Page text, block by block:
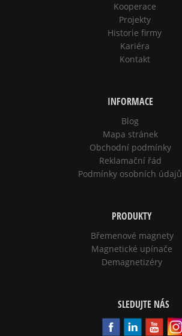
Kooperace
Projekty
Historie firmy
Kariéra
Kontakt
INFORMACE
Blog
Mapa stránek
Obchodní podmínky
Reklamační řád
Podmínky osobních údajů
PRODUKTY
Břemenové magnety
Magnetické upínače
Demagnetizéry
SLEDUJTE NÁS